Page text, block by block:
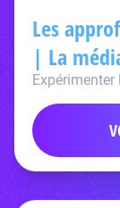
Les
| La